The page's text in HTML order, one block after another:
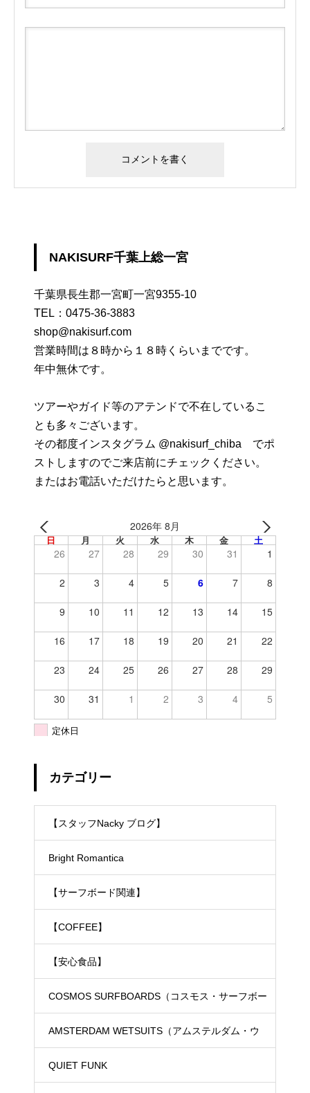
NAKISURF千葉上総一宮
千葉県長生郡一宮町一宮9355-10
TEL： 0475-36-3883
shop@nakisurf.com
営業時間は８時から１８時くらいまでです。
年中無休です。
ツアーやガイド等のアテンドで不在しているこ
とも多々ございます。
その都度インスタグラム @nakisurf_chiba でポ
ストしますのでご来店前にチェックください。
またはお電話いただけたらと思います。
2026年 8月
日 月 火 水 木 金 土
26 27 28 29 30 31 1
2 3 4 5 6 7 8
9 10 11 12 13 14 15
16 17 18 19 20 21 22
23 24 25 26 27 28 29
30 31 1 2 3 4 5
定休日
カテゴリー
【スタッフNacky ブログ】
Bright Romantica
【サーフボード関連】
【COFFEE】
【安心食品】
COSMOS SURFBOARDS（コスモス・サーフボー
ド）
AMSTERDAM WETSUITS（アムステルダム・ウ
ェットスーツ）
QUIET FUNK